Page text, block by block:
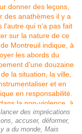
des imprécations
accuser, déformer,
a du monde, Mais